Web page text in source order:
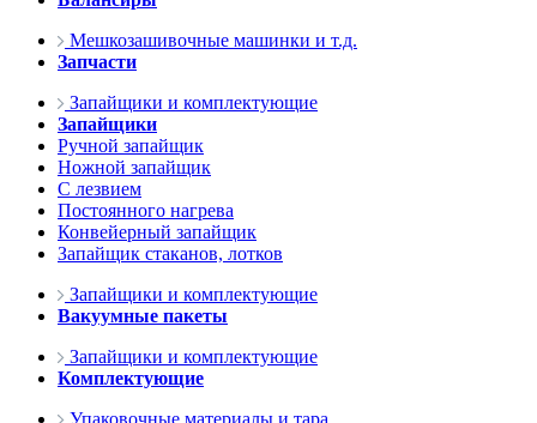
Мешкозашивочные машинки и т.д.
Запчасти
Запайщики и комплектующие
Запайщики
Ручной запайщик
Ножной запайщик
С лезвием
Постоянного нагрева
Конвейерный запайщик
Запайщик стаканов, лотков
Запайщики и комплектующие
Вакуумные пакеты
Запайщики и комплектующие
Комплектующие
Упаковочные материалы и тара